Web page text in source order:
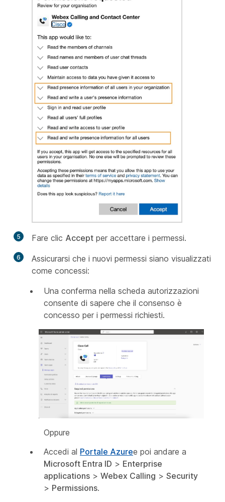
5 Fare clic Accept per accettare i permessi.
6
Assicurarsi che i nuovi permessi siano visualizzati
come concessi:
Una conferma nella scheda autorizzazioni
consente di sapere che il consenso è
concesso per i permessi richiesti.
Oppure
Accedi al Portale Azuree poi andare a
Microsoft Entra ID > Enterprise
applications > Webex Calling > Security
> Permissions.